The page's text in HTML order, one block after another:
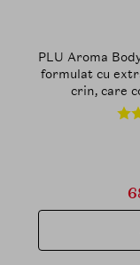
PLU Aroma
formulat cu
crin, care